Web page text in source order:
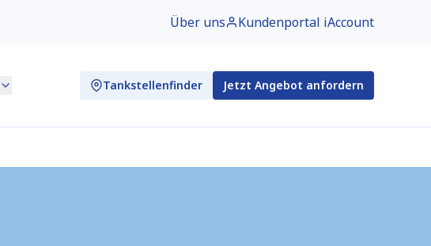
Über uns Kundenportal iAccount
Tankstellenfinder Jetzt Angebot anfordern